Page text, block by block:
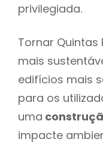
privilegiada.
Tornar Quintas
mais
edifícios mais
para os
uma
impacte